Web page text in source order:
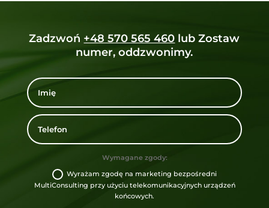
Zadzwoń +48 570 565 460 lub Zostaw
numer, oddzwonimy.
Wymagane zgody:
Wyrażam zgodę na marketing bezpośredni
MultiConsulting przy użyciu telekomunikacyjnych urządzeń
końcowych.